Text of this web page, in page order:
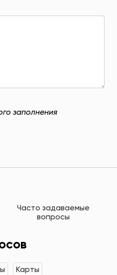
заполнения
Часто задаваемые
вопросы
Карты